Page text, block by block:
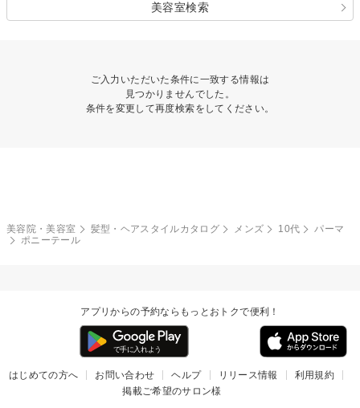
美容室検索
ご入力いただいた条件に一致する情報は
見つかりませんでした。
条件を変更して再度検索をしてください。
美容院・美容室 髪型・ヘアスタイルカタログ メンズ 10代
パーマ
ポニーテール
アプリからの予約ならもっとおトクで便利！
はじめての方へ お問い合わせ ヘルプ リリース情報
利用規約
掲載ご希望のサロン様